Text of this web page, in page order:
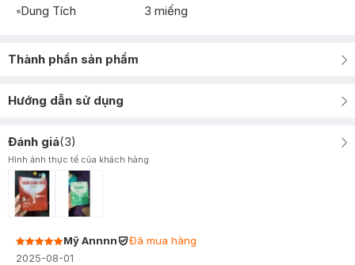
Dung Tích
3 miếng
Thành phần sản phẩm
Hướng dẫn sử dụng
Đánh giá(3)
Hình ảnh thực tế của khách hàng
Mỹ Annnn
Đã mua hàng
2025-08-01